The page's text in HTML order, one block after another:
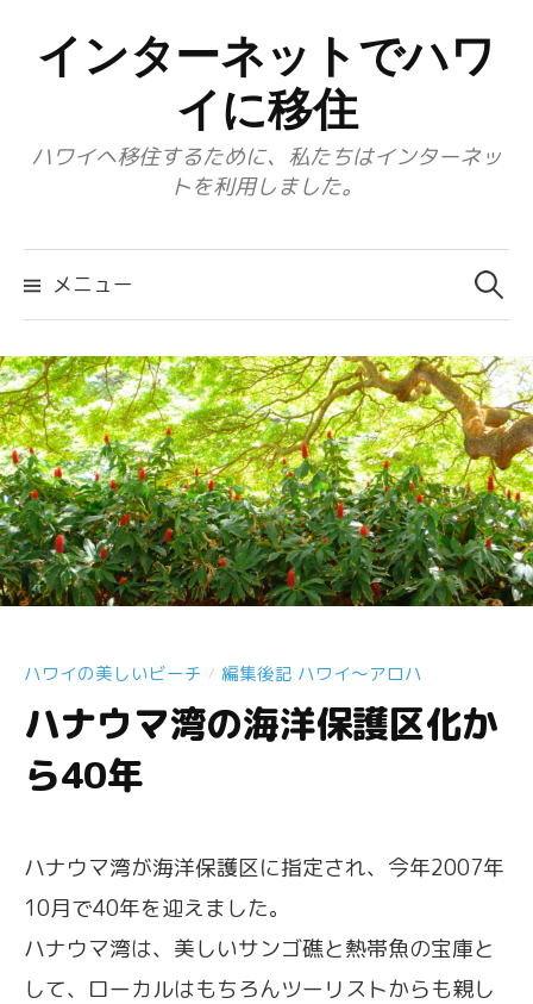
ン
ツ
ッ
インターネットでハワ
イに移住
ハワイへ移住するために、私たちはインターネッ
トを利用しました。
メニュー
検
索:
ハワイの美しいビーチ / 編集後記 ハワイ〜アロハ
ハナウマ湾の海洋保護区化か
ら40年
ハナウマ湾が海洋保護区に指定され、今年2007年
10月で40年を迎えました。
ハナウマ湾は、美しいサンゴ礁と熱帯魚の宝庫と
して、ローカルはもちろんツーリストからも親し